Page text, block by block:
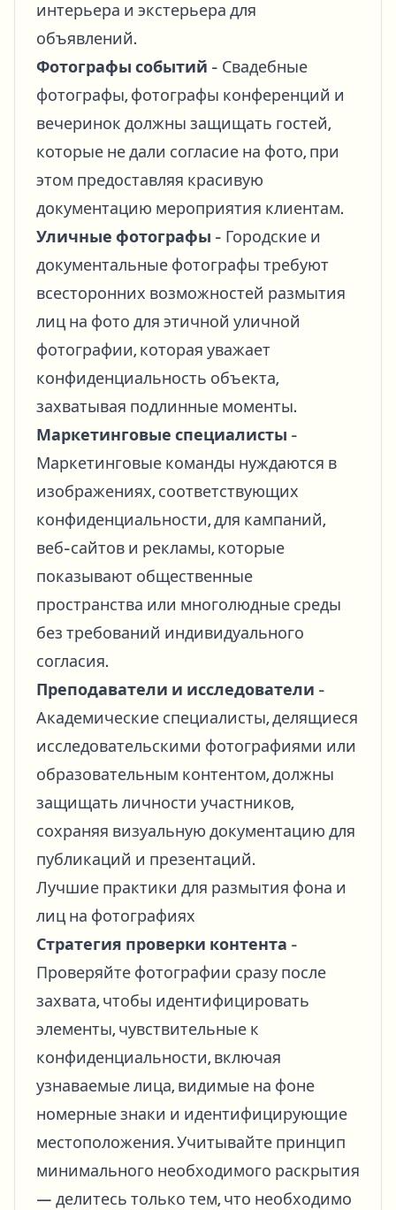
интерьера и экстерьера для
объявлений.
Фотографы событий - Свадебные
фотографы, фотографы конференций и
вечеринок должны защищать гостей,
которые не дали согласие на фото, при
этом предоставляя красивую
документацию мероприятия клиентам.
Уличные фотографы - Городские и
документальные фотографы требуют
всесторонних возможностей размытия
лиц на фото для этичной уличной
фотографии, которая уважает
конфиденциальность объекта,
захватывая подлинные моменты.
Маркетинговые специалисты -
Маркетинговые команды нуждаются в
изображениях, соответствующих
конфиденциальности, для кампаний,
веб-сайтов и рекламы, которые
показывают общественные
пространства или многолюдные среды
без требований индивидуального
согласия.
Преподаватели и исследователи -
Академические специалисты, делящиеся
исследовательскими фотографиями или
образовательным контентом, должны
защищать личности участников,
сохраняя визуальную документацию для
публикаций и презентаций.
Лучшие практики для размытия фона и
лиц на фотографиях
Стратегия проверки контента -
Проверяйте фотографии сразу после
захвата, чтобы идентифицировать
элементы, чувствительные к
конфиденциальности, включая
узнаваемые лица, видимые на фоне
номерные знаки и идентифицирующие
местоположения. Учитывайте принцип
минимального необходимого раскрытия
— делитесь только тем, что необходимо